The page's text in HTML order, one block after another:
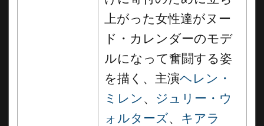
上がった女性達がヌー
ド・カレンダーのモデ
ルになって奮闘する姿
を描く、主演ヘレン・
ミレン 、 ジュリー・ウ
ォルターズ、 キアラ